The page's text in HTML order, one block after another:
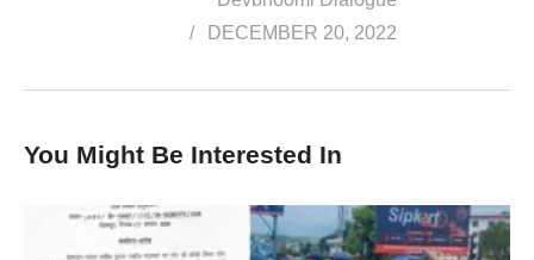
DECEMBER 20, 2022
You Might Be Interested In